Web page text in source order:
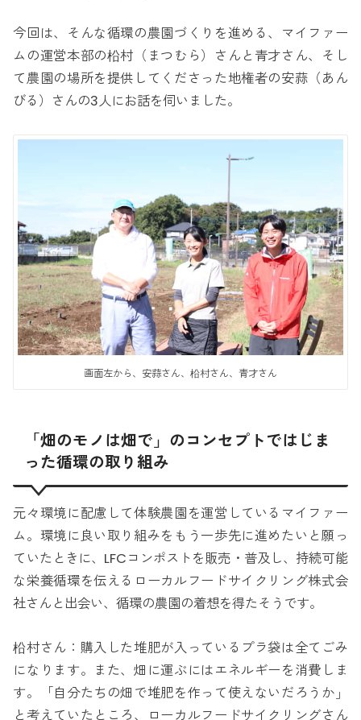
今回は、そんな循環の農園づくりを進める、マイファー
ムの運営本部の柗村（まつむら）さんと青才さん、そし
て農園の場所を提供してくださった地権者の安蒜（あん
びる）さんの3人にお話を伺いました。
画面左から、安蒜さん、柗村さん、青才さん
「畑のモノは畑で」のコンセプトではじま
った循環の取り組み
元々環境に配慮して体験農園を運営しているマイファー
ム。環境に良い取り組みをもう一歩先に進めたいと願っ
ていたときに、LFCコンポストを販売・普及し、持続可能
な栄養循環を伝えるローカルフードサイクリング株式会
社さんと出会い、循環の農園の着想を得たそうです。
柗村さん：購入した堆肥が入っているプラ袋は全てごみ
になります。また、畑に運ぶにはエネルギーを消費しま
す。「自分たちの畑で堆肥を作って使えないだろうか」
と考えていたところ、ローカルフードサイクリングさん